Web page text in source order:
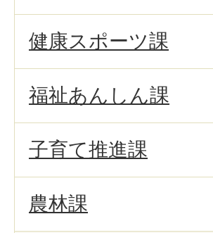
健康スポーツ課
福祉あんしん課
子育て推進課
農林課